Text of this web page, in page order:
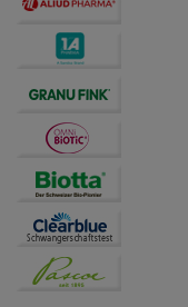
übertragen werden.